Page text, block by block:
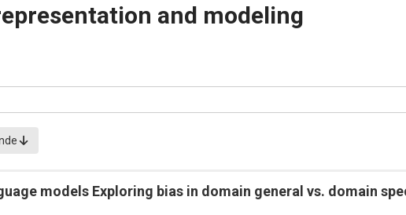
and modeling
models Exploring bias in domain general vs. domain